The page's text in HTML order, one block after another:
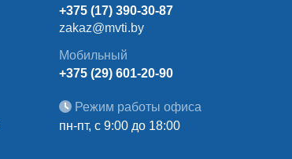
+375 (17) 390-30-87
zakaz@mvti.by
Мобильный
+375 (29) 601-20-90
Режим работы офиса
пн-пт, с 9:00 до 18:00